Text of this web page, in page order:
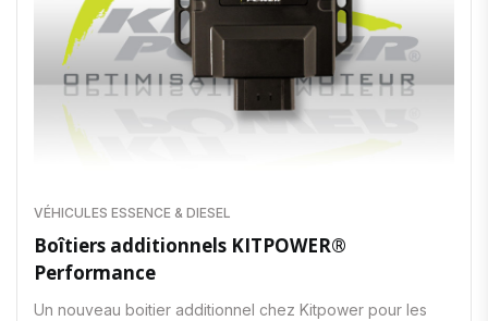
VÉHICULES ESSENCE & DIESEL
Boîtiers additionnels KITPOWER®
Performance
Un nouveau boitier additionnel chez Kitpower pour les